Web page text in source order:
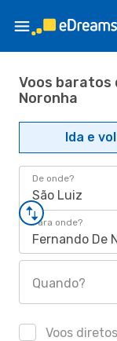
Voos baratos
Noronha
Ida e
De onde?
São Luiz
Para onde?
Fernando De
Quando?
Voos diretos